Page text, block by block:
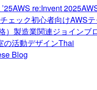
AWS re:Invent 2025
ェック初心者向けAWS
製造業関連ジョインブ
の活動デザインThai
Blog